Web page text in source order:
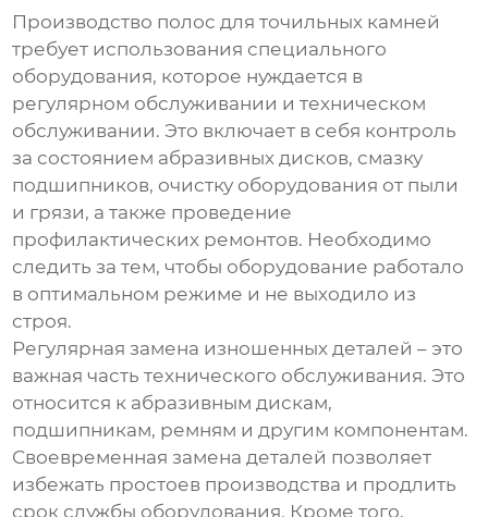
Производство полос для точильных камней
требует использования специального
оборудования, которое нуждается в
регулярном обслуживании и техническом
обслуживании. Это включает в себя контроль
за состоянием абразивных дисков, смазку
подшипников, очистку оборудования от пыли
и грязи, а также проведение
профилактических ремонтов. Необходимо
следить за тем, чтобы оборудование работало
в оптимальном режиме и не выходило из
строя.
Регулярная замена изношенных деталей – это
важная часть технического обслуживания. Это
относится к абразивным дискам,
подшипникам, ремням и другим компонентам.
Своевременная замена деталей позволяет
избежать простоев производства и продлить
срок службы оборудования. Кроме того,